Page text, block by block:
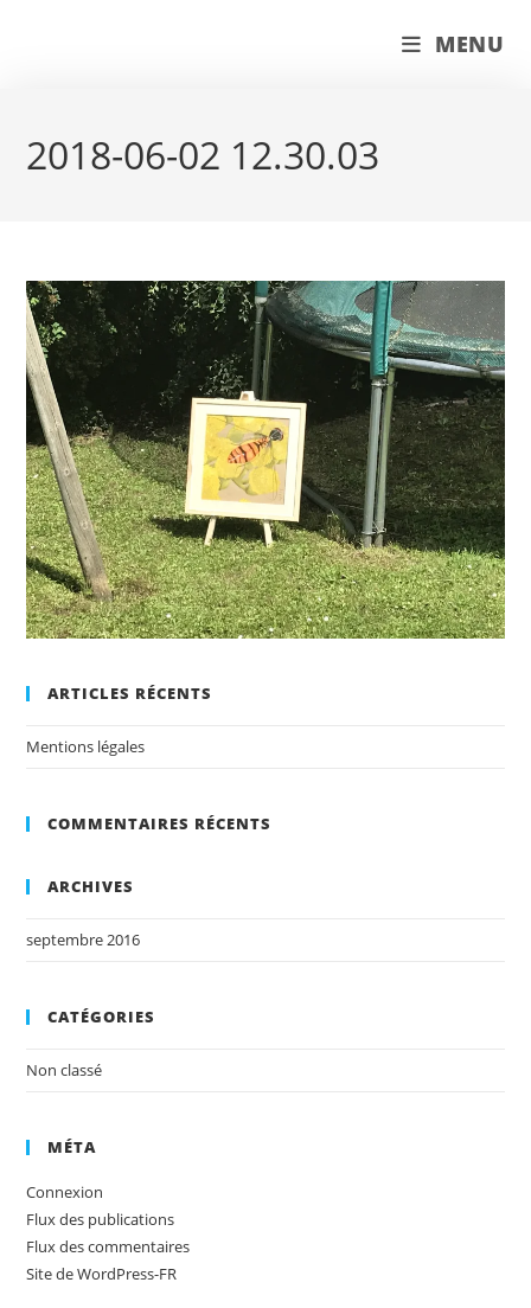
MENU
2018-06-02 12.30.03
ARTICLES RÉCENTS
Mentions légales
COMMENTAIRES RÉCENTS
ARCHIVES
septembre 2016
CATÉGORIES
Non classé
MÉTA
Connexion
Flux des publications
Flux des commentaires
Site de WordPress-FR